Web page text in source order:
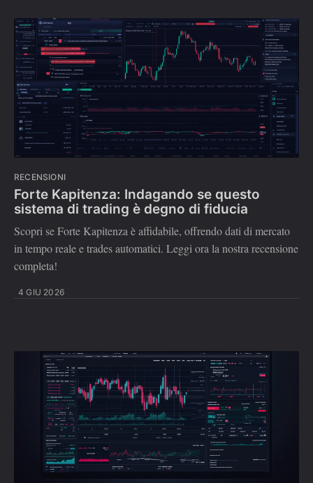
RECENSIONI
Forte Kapitenza: Indagando se questo
sistema di trading è degno di fiducia
Scopri se Forte Kapitenza è affidabile, offrendo dati di mercato
in tempo reale e trades automatici. Leggi ora la nostra recensione
completa!
4 GIU 2026